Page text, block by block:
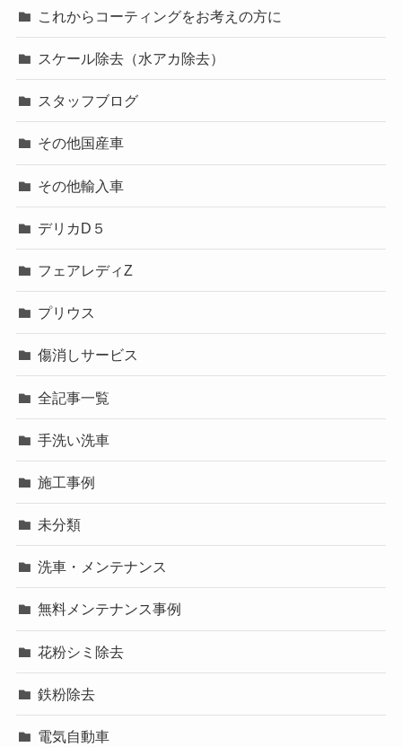
これからコーティングをお考えの方に
スケール除去（水アカ除去）
スタッフブログ
その他国産車
その他輸入車
デリカD５
フェアレディZ
プリウス
傷消しサービス
全記事一覧
手洗い洗車
施工事例
未分類
洗車・メンテナンス
無料メンテナンス事例
花粉シミ除去
鉄粉除去
電気自動車